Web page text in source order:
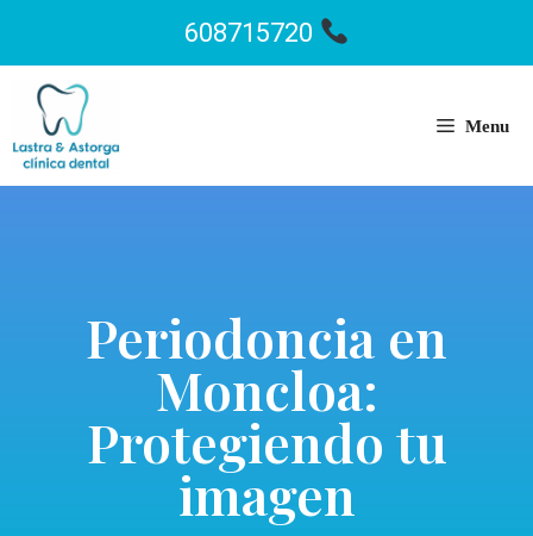
608715720
Menu
Periodoncia en
Moncloa:
Protegiendo tu
imagen